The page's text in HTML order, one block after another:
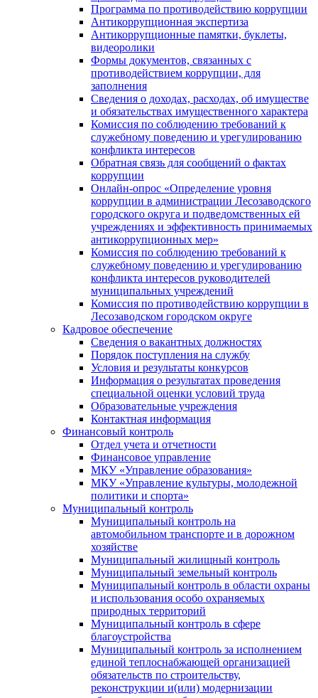
Программа по противодействию коррупции
Антикоррупционная экспертиза
Антикоррупционные памятки, буклеты,
видеоролики
Формы документов, связанных с
противодействием коррупции, для
заполнения
Сведения о доходах, расходах, об имуществе
и обязательствах имущественного характера
Комиссия по соблюдению требований к
служебному поведению и урегулированию
конфликта интересов
Обратная связь для сообщений о фактах
коррупции
Онлайн-опрос «Определение уровня
коррупции в администрации Лесозаводского
городского округа и подведомственных ей
учреждениях и эффективность принимаемых
антикоррупционных мер»
Комиссия по соблюдению требований к
служебному поведению и урегулированию
конфликта интересов руководителей
муниципальных учреждений
Комиссия по противодействию коррупции в
Лесозаводском городском округе
Кадровое обеспечение
Сведения о вакантных должностях
Порядок поступления на службу
Условия и результаты конкурсов
Информация о результатах проведения
специальной оценки условий труда
Образовательные учреждения
Контактная информация
Финансовый контроль
Отдел учета и отчетности
Финансовое управление
МКУ «Управление образования»
МКУ «Управление культуры, молодежной
политики и спорта»
Муниципальный контроль
Муниципальный контроль на
автомобильном транспорте и в дорожном
хозяйстве
Муниципальный жилищный контроль
Муниципальный земельный контроль
Муниципальный контроль в области охраны
и использования особо охраняемых
природных территорий
Муниципальный контроль в сфере
благоустройства
Муниципальный контроль за исполнением
единой теплоснабжающей организацией
обязательств по строительству,
реконструкции и(или) модернизации